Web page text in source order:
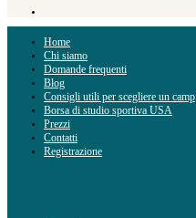
Home
Chi siamo
Domande frequenti
Blog
Consigli utili per scegliere un camp
Borsa di studio sportiva USA
Prezzi
Contatti
Registrazione